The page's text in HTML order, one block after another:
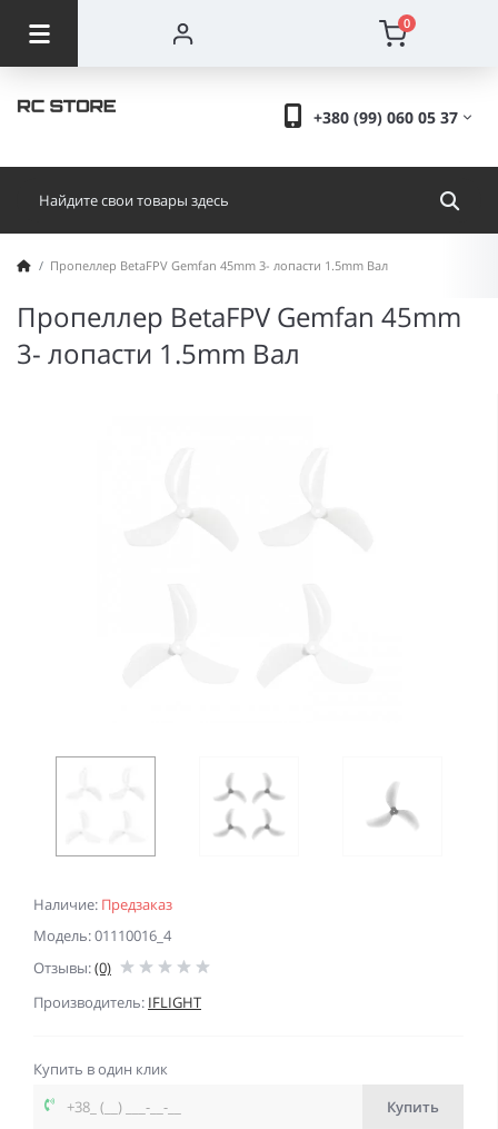
0
+380 (99) 060 05 37
Пропеллер BetaFPV Gemfan 45mm 3- лопасти 1.5mm Вал
Пропеллер BetaFPV Gemfan 45mm
3- лопасти 1.5mm Вал
Наличие: Предзаказ
Модель: 01110016_4
Отзывы:(0)
Производитель: IFLIGHT
Купить в один клик
Купить